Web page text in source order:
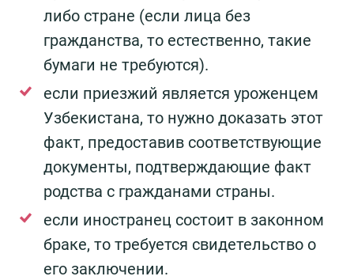
либо стране (если лица без
гражданства, то естественно, такие
бумаги не требуются).
если приезжий является уроженцем
Узбекистана, то нужно доказать этот
факт, предоставив соответствующие
документы, подтверждающие факт
родства с гражданами страны.
если иностранец состоит в законном
браке, то требуется свидетельство о
его заключении.